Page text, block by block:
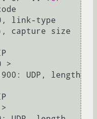
link-type
capture size
>
UDP, length